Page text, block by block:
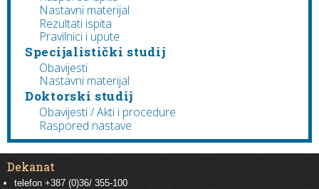
Nastavni materijal
Rezultati ispita
Pravilnici i upute
Specijalistički studij
Obavijesti
Nastavni materijal
Doktorski studij
Obavijesti / Akti i procedure
Raspored nastave
Dekanat
telefon +387 (0)36/ 355-100